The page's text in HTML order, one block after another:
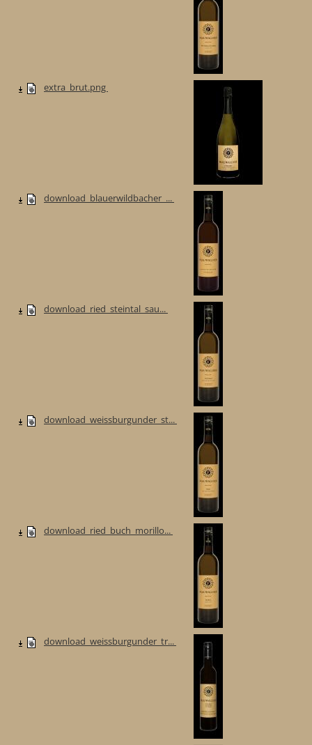
extra_brut.png
download_blauerwildbacher_...
download_ried_steintal_sau...
download_weissburgunder_st...
download_ried_buch_morillo...
download_weissburgunder_tr...